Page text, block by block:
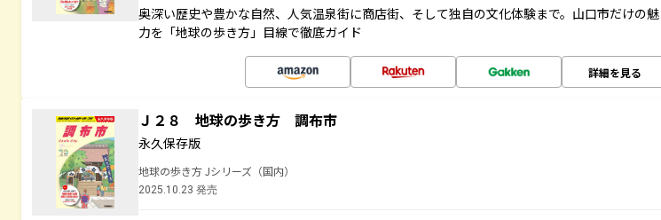
奥深い歴史や豊かな自然、人気温泉街に商店街、そして独自の文化体験まで。山口市だけの魅
力を「地球の歩き方」目線で徹底ガイド
詳細を見る
Ｊ２８ 地球の歩き方 調布市
永久保存版
地球の歩き方 Jシリーズ（国内）
2025.10.23 発売